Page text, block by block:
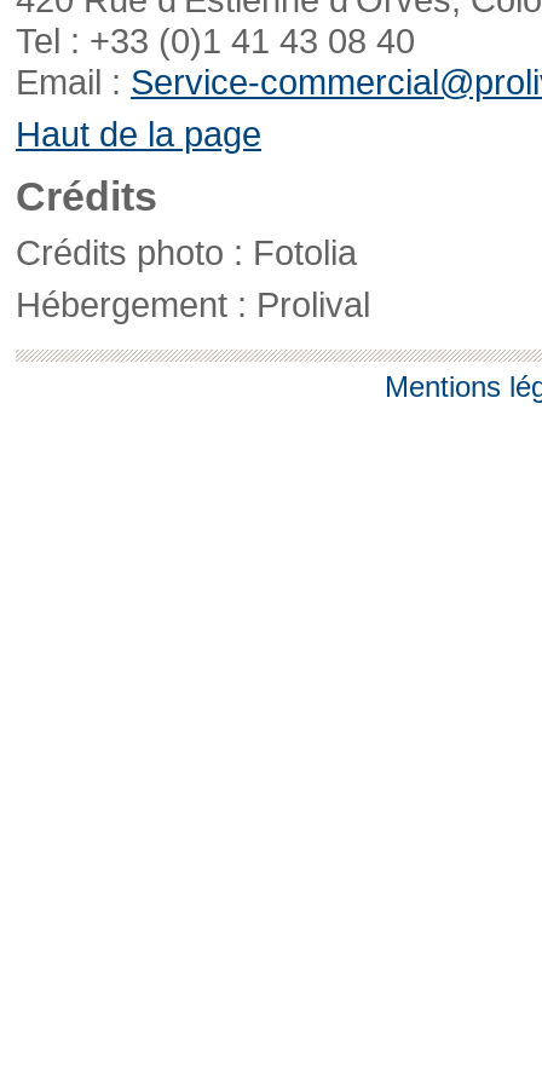
Tel : +33 (0)1 41 43 08 40
Email : Service-
Haut de la page
Crédits
Crédits photo : Fotolia
Hébergement : Prolival
Mentions